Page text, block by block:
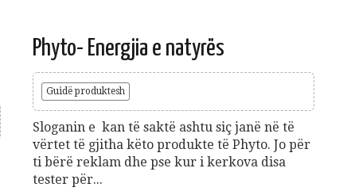
Phyto- Energjia e natyrës
Guidë produktesh
Sloganin e kan të saktë ashtu siç janë në të
vërtet të gjitha këto produkte të Phyto. Jo për
ti bërë reklam dhe pse kur i kerkova disa
tester për...